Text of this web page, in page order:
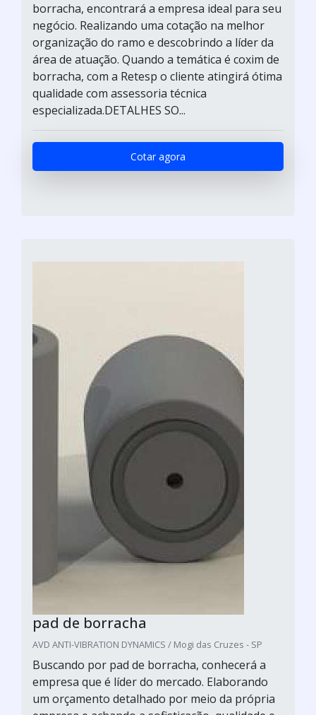
borracha, encontrará a empresa ideal para seu
negócio. Realizando uma cotação na melhor
organização do ramo e descobrindo a líder da
área de atuação. Quando a temática é coxim de
borracha, com a Retesp o cliente atingirá ótima
qualidade com assessoria técnica
especializada.DETALHES SO...
Cotar agora
pad de borracha
AVD ANTI-VIBRATION DYNAMICS / Mogi das Cruzes - SP
Buscando por pad de borracha, conhecerá a
empresa que é líder do mercado. Elaborando
um orçamento detalhado por meio da própria